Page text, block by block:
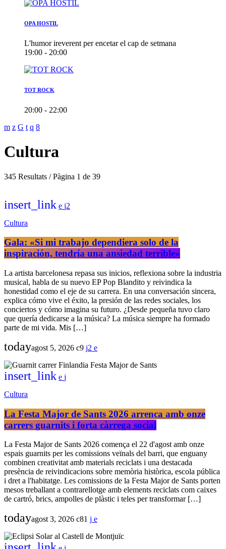
OPA HOSTIL
L'humor ireverent per encetar el cap de setmana
19:00 - 20:00
TOT ROCK
20:00 - 22:00
Cultura
345 Resultats / Pàgina 1 de 39
insert_link
2
Cultura
Gala: «Si mi trabajo dependiera solo de la
inspiración, tendría una ansiedad terrible»
La artista barcelonesa repasa sus inicios, reflexiona sobre la industria
musical, habla de su nuevo EP Pop Blandito y reivindica la
honestidad como el eje de su carrera. En una conversación sincera,
explica cómo vive el éxito, la presión de las redes sociales, los
conciertos y cómo imagina su futuro. ¿Desde pequeña tuvo claro
que quería dedicarse a la música? La música siempre ha formado
parte de mi vida. Mis […]
todayagost 5, 2026 9 2
insert_link
Cultura
La Festa Major de Sants 2026 arrenca amb onze
carrers guarnits i forta càrrega social
La Festa Major de Sants 2026 comença el 22 d'agost amb onze
espais guarnits per les comissions veïnals del barri, que enguany
combinen creativitat amb materials reciclats i una destacada
presència de reivindicacions sobre memòria històrica, escola pública
i dret a l'habitatge. Les comissions de la Festa Major de Sants porten
mesos treballant a contrarellotge amb elements reciclats com caixes
de cartró, brics, ampolles de plàstic i teles per transformar […]
todayagost 3, 2026 81